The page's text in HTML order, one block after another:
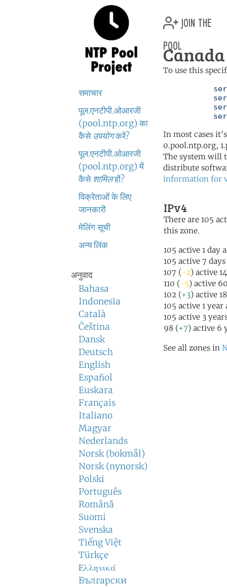
समाचार
पूल.एनटीपी.ओआरजी
(pool.ntp.org) का
कैसे उपयोगकरें?
पूल.एनटीपी.ओआरजी
(pool.ntp.org) में
कैसे शामिलहों?
विक्रेताओं के लिए
जानकारी
मेलिंग सूची
अन्य लिंक
अनुवाद
Bahasa
Indonesia
Català
Čeština
Dansk
Deutsch
English
Español
Euskara
Français
Italiano
Magyar
Nederlands
Norsk (bokmål)
Norsk (nynorsk)
Polski
Português
Română
Suomi
Svenska
Tiếng Việt
Türkçe
Ελληνικά
Български
join the
pool
To use this
In most cases
0.pool.ntp.org,
The system will
distribute
information for
IPv4
There are 105
this zone.
105 active 1 day
105 active 7
107 (-2) active
110 (-5) active
102 (+3) active
105 active 1 year
105 active 3
98 (+7) active 6
See all zones in